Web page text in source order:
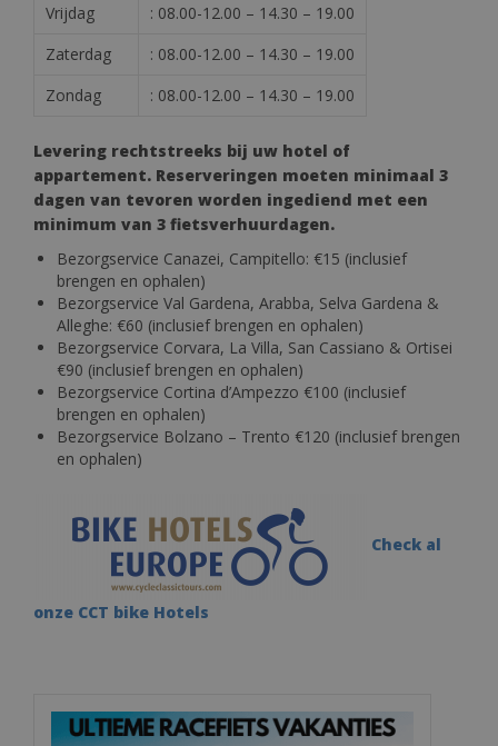
Vrijdag
: 08.00-12.00 – 14.30 – 19.00
Zaterdag
: 08.00-12.00 – 14.30 – 19.00
Zondag
: 08.00-12.00 – 14.30 – 19.00
Levering rechtstreeks bij uw hotel of
appartement. Reserveringen moeten minimaal 3
dagen van tevoren worden ingediend met een
minimum van 3 fietsverhuurdagen.
Bezorgservice Canazei, Campitello: €15 (inclusief
brengen en ophalen)
Bezorgservice Val Gardena, Arabba, Selva Gardena &
Alleghe: €60 (inclusief brengen en ophalen)
Bezorgservice Corvara, La Villa, San Cassiano & Ortisei
€90 (inclusief brengen en ophalen)
Bezorgservice Cortina d’Ampezzo €100 (inclusief
brengen en ophalen)
Bezorgservice Bolzano – Trento €120 (inclusief brengen
en ophalen)
Check al
onze CCT bike Hotels